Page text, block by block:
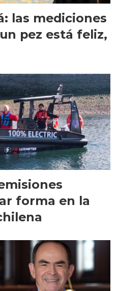
las mediciones
pez está feliz,
forma en la